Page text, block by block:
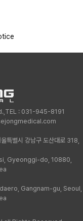
TEL : 031-945-8191
특별시 강남구 도산대로 318,
Gyeonggi-do, 10880,
Gangnam-gu, Seoul,